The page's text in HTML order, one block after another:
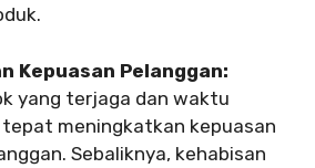
Kepuasan Pelanggan:
yang terjaga dan waktu
meningkatkan kepuasan
Sebaliknya, kehabisan